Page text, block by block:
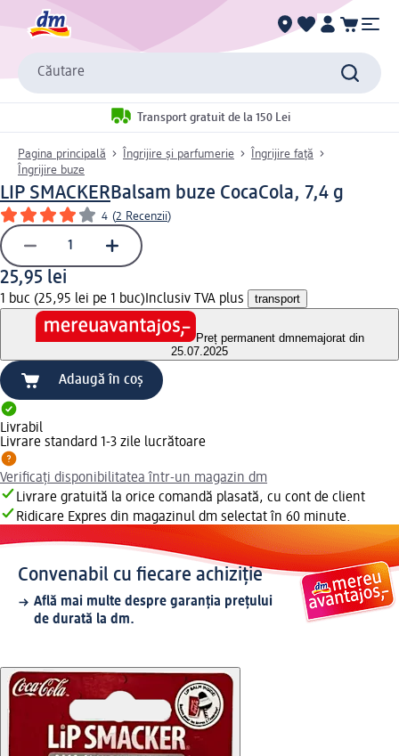
Căutare
Transport gratuit de la 150 Lei
Pagina principală Îngrijire și parfumerie
Îngrijire față
Îngrijire buze
LIP SMACKERBalsam buze CocaCola, 7,4 g
4 (2 Recenzii)
25,95 lei
1 buc (25,95 lei pe 1 buc) Inclusiv TVA plus transport
Preț permanent dmnemajorat din
25.07.2025
Adaugă în coș
Livrabil
Livrare standard 1-3 zile lucrătoare
Verificați disponibilitatea într-un magazin dm
Livrare gratuită la orice comandă plasată, cu cont de client
Ridicare Expres din magazinul dm selectat în 60 minute.
Convenabil cu fiecare achiziție
Află mai multe despre garanția prețului
de durată la dm.